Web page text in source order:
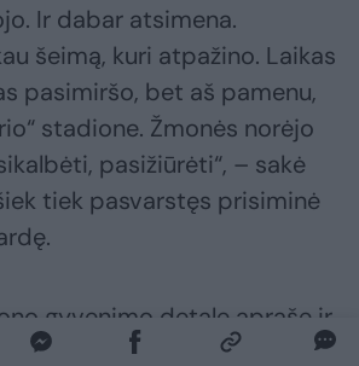
Ir dabar atsimena.
šeimą, kuri atpažino. Laikas
pasimiršo, bet aš pamenu,
stadione. Žmonės norėjo
pasižiūrėti“, – sakė
tiek pasvarstęs prisiminė
gyvenimo detalę aprašę ir
jis sulaukdavo net ir